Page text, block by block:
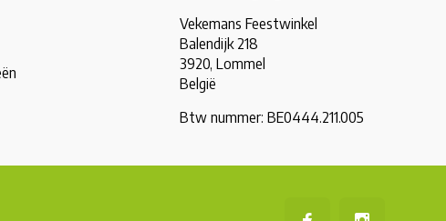
Vekemans Feestwinkel
Balendijk 218
3920, Lommel
België
Btw nummer: BE0444.211.005